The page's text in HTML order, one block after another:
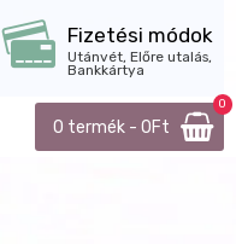
Fizetési módok
Utánvét, Előre utalás,
Bankkártya
0 termék - 0Ft
0